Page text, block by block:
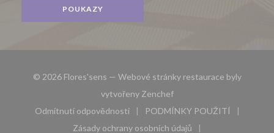
POUKAZY
© 2026 Flores'sens — Webové stránky restaurace byly
vytvořeny Zenchef((otevře se v novém okně))
Odmítnutí odpovědnosti
((otevře se v novém okně))
PODMÍNKY POUŽITÍ
((otevře se v novém
Zásady ochrany osobních údajů